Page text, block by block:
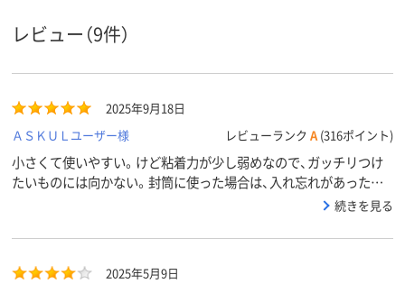
形状 テープ
アスクル
スコア
レビュー（9件）
2025年9月18日
ＡＳＫＵＬユーザー様
レビューランク A (316ポイント)
小さくて使いやすい。けど粘着力が少し弱めなので、ガッチリつけ
たいものには向かない。封筒に使った場合は、入れ忘れがあった場
続きを見る
2025年5月9日